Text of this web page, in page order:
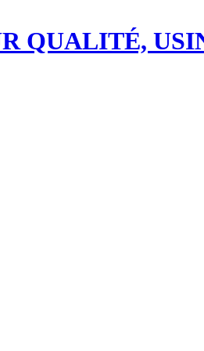
QUALITÉ,